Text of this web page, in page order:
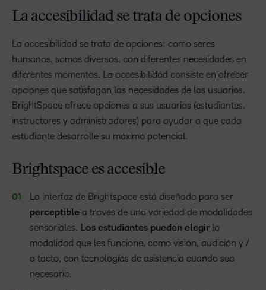
La accesibilidad se trata de opciones
La accesibilidad se trata de opciones: como seres
humanos, somos diversos, con diferentes necesidades en
diferentes momentos. La accesibilidad consiste en ofrecer
opciones que satisfagan las necesidades de los usuarios.
BrightSpace ofrece opciones a sus usuarios (estudiantes,
instructores y administradores) para ayudar a que cada
estudiante desarrolle su máximo potencial.
Brightspace es accesible
La interfaz de Brightspace está diseñada para ser
perceptible a través de una variedad de modalidades
sensoriales. Los estudiantes pueden elegir la
modalidad que les funcione, como visión, audición y /
o tacto, con tecnologías de asistencia cuando sea
necesario.